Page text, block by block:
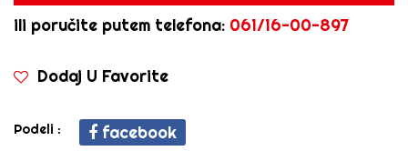
ili poručite putem telefona: 061/16-00-897
Dodaj U Favorite
Podeli : facebook